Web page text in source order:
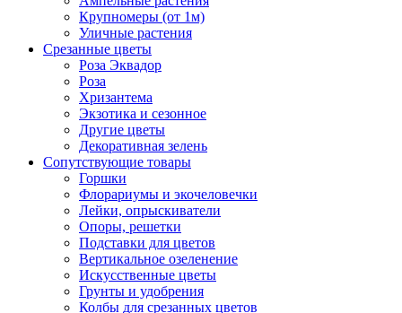
Крупномеры (от 1м)
Уличные растения
Срезанные цветы
Роза Эквадор
Роза
Хризантема
Экзотика и сезонное
Другие цветы
Декоративная зелень
Сопутствующие товары
Горшки
Флорариумы и экочеловечки
Лейки, опрыскиватели
Опоры, решетки
Подставки для цветов
Вертикальное озеленение
Искусственные цветы
Грунты и удобрения
Колбы для срезанных цветов